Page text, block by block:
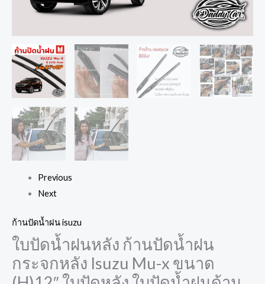
Previous
Next
ก้านปัดน้ำฝน isuzu
ใบปัดน้ำฝนหลัง ก้านปัดน้ำฝน
กระจกหลัง Isuzu Mu-x ขนาด